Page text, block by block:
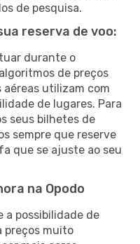
de pesquisa.
reserva de voo:
durante o
de preços
aéreas utilizam com
de lugares. Para
seus bilhetes de
sempre que reserve
que se ajuste ao seu
na Opodo
a possibilidade de
preços muito